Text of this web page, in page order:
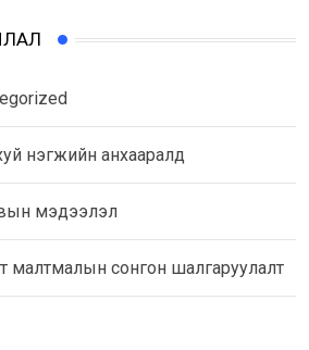
нэгжийн анхааралд
мэдээлэл
малтмалын сонгон шалгаруулалт